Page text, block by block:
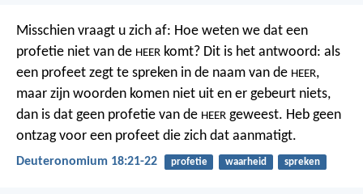
Misschien vraagt u zich af: Hoe weten we dat een
profetie niet van de HEER komt? Dit is het antwoord: als
een profeet zegt te spreken in de naam van de HEER,
maar zijn woorden komen niet uit en er gebeurt niets,
dan is dat geen profetie van de HEER geweest. Heb geen
ontzag voor een profeet die zich dat aanmatigt.
Deuteronomium 18:21-22 profetie waarheid spreken